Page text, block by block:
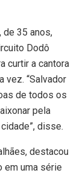
de 35 anos,
Dodô
curtir a cantora
vez. “Salvador
de todos os
pela
disse.
destacou
em uma série